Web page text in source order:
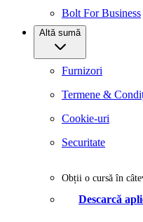
Bolt For Business
Altă sumă
Furnizori
Termene &
Cookie-uri
Securitate
Obții o cursă în
Descarcă